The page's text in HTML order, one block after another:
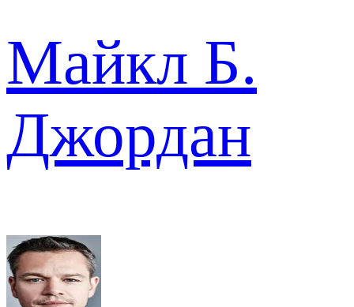
Майкл Б.
Джордан